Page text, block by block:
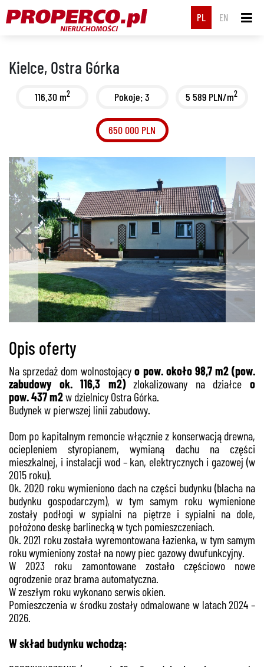
PL EN
Kielce, Ostra Górka
116.30 m2 Pokoje: 3 5 589 PLN/m2
650 000 PLN
Opis oferty
Na sprzedaż dom wolnostojącyo pow. około 98,7 m2 (pow.
zabudowy ok. 116,3 m2)zlokalizowany na działce o
pow. 437 m2w dzielnicy Ostra Górka.
Budynek w pierwszej linii zabudowy.
Dom po kapitalnym remoncie włącznie z konserwacją drewna,
ociepleniem styropianem, wymianą dachu na części
mieszkalnej, i instalacji wod – kan, elektrycznych i gazowej (w
2015 roku).
Ok. 2020 roku wymieniono dach na części budynku (blacha na
budynku gospodarczym), w tym samym roku wymienione
zostały podłogi w sypialni na piętrze i sypialni na dole,
położono deskę barlinecką w tych pomieszczeniach.
Ok. 2021 roku została wyremontowana łazienka, w tym samym
roku wymieniony został na nowy piec gazowy dwufunkcyjny.
W 2023 roku zamontowane zostało częściowo nowe
ogrodzenie oraz brama automatyczna.
W zeszłym roku wykonano serwis okien.
Pomieszczenia w środku zostały odmalowane w latach 2024 –
2026.
W skład budynku wchodzą: